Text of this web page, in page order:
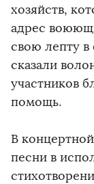
хозяйств,
адрес
свою лепту в
сказали
участников
помощь.
В
песни в